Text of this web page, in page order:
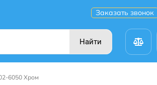
Заказать звонок
Найти
6050 Хром